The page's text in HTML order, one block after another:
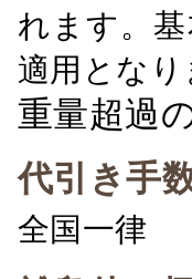
れます。
適用となり
重量超過
代引き手
全国一律